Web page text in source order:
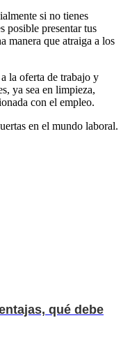
si no tienes
posible presentar tus
manera que atraiga a los
la oferta de trabajo y
ya sea en limpieza,
con el empleo.
en el mundo laboral.
qué debe